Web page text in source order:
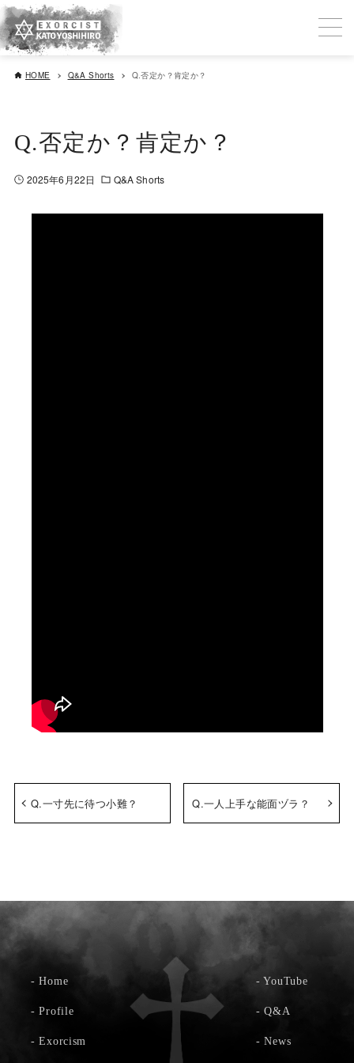
HOME Q&A Shorts Q.否定か？肯定か？
Q.否定か？肯定か？
2025年6月22日 Q&A Shorts
Q.一寸先に待つ小難？ Q.一人上手な能面ヅラ？
-Home
-Profile
-Exorcism
-YouTube
-Q&A
-News